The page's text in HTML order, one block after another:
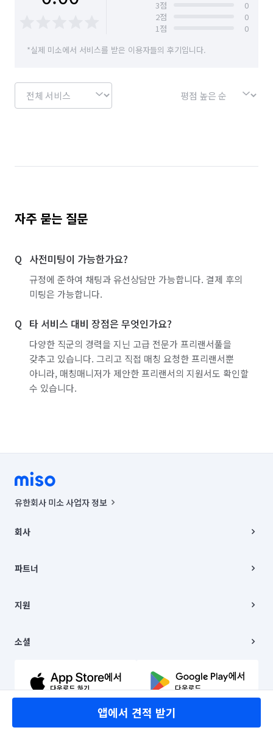
3점
0
2점
0
1점
0
*실제 미소에서 서비스를 받은 이용자들의 후기입니다.
자주 묻는 질문
사전미팅이 가능한가요?
규정에 준하여 채팅과 유선상담만 가능합니다. 결제 후의
미팅은 가능합니다.
타 서비스 대비 장점은 무엇인가요?
다양한 직군의 경력을 지닌 고급 전문가 프리랜서풀을
갖추고 있습니다. 그리고 직접 매칭 요청한 프리랜서뿐
아니라, 매칭매니저가 제안한 프리랜서의 지원서도 확인할
수 있습니다.
앱에서 견적 받기
유한회사 미소 사업자 정보
00019 |
주소 | 본사: 서울특별시 종로구 율곡로 6(중학동, 트윈트리빌딩) B동 5층
컨택센터 : 서울특별시 종로구 수송동 율곡로 24, 7층, 8층 미소
상품, 상품정보, 거래에 관한 의무와 책임은 거래당사자에게 있습니다.
언론 보도 관련 문의:
© 유한회사 미소. Miso, Inc. All Rights Reserved.
회사
채용
파트너
이사
지원
이용약관
문의하기
소셜
유튜브